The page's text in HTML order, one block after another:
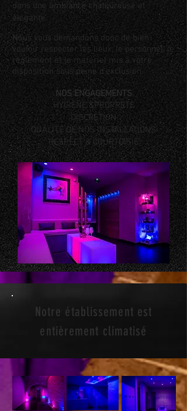
dans une ambiance chaleureuse et
élégante.
Nous vous demandons donc de bien
vouloir respecter les lieux, le personnel, le
règlement et le matériel mis à votre
disposition sous peine d'exclusion.
NOS ENGAGEMENTS
HYGIÈNE &PROPRETÉ
DISCRÉTION
QUALITÉ DE NOS INSTALLATIONS
RESPECT & COURTOISIE
Notre établissement est
entièrement climatisé